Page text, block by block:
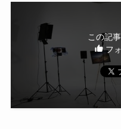
この記
フ